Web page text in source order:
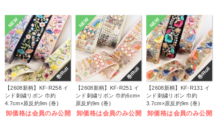
NEW
巻/Roll
【2608新柄】KF-R258 イ
ンド刺繍リボン 巾約
4.7cm×原反約9m (巻)
卸価格は会員のみ公開
NEW
巻/Roll
【2608新柄】KF-R251 イ
ンド刺繍リボン 巾約6cm×
原反約9m (巻)
卸価格は会員のみ公開
NEW
巻/Roll
【2608新柄】KF-R131 イ
ンド刺繍リボン 巾約
3.7cm×原反約9m (巻)
卸価格は会員のみ公開